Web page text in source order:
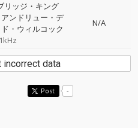
リッジ・キング
ンドリュー・デ
・ウィルコック
N/A
incorrect data
Post -